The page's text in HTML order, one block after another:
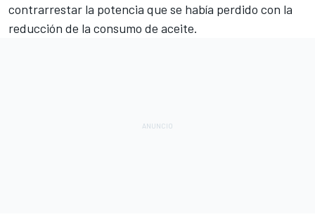
contrarrestar la potencia que se había perdido con la
reducción de la consumo de aceite.